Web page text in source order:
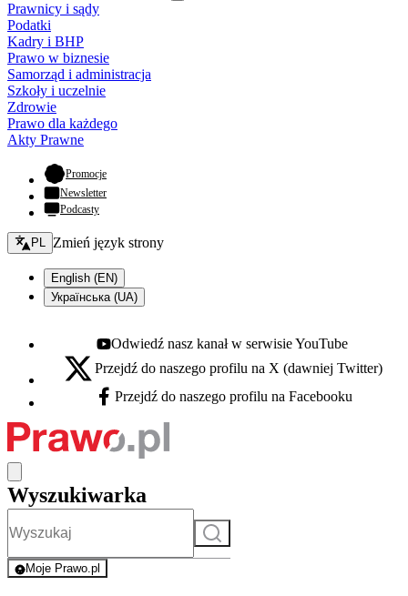
Prawnicy i sądy
Podatki
Kadry i BHP
Prawo w biznesie
Samorząd i administracja
Szkoły i uczelnie
Zdrowie
Prawo dla każdego
Akty Prawne
Promocje- otwiera się w nowej karcie
Newsletter
Podcasty
Zmień język - bieżący:
PL Zmień język strony
English (EN)
Українська (UA)
Youtube - otwiera się w nowej karcie
Odwiedź nasz kanał w serwisie YouTube
X - otwiera się w nowej karcie
Przejdź do naszego profilu na X (dawniej Twitter)
Facebook - otwiera się w nowej karcie
Przejdź do naszego profilu na Facebooku
Wyszukiwarka
Szukaj
Moje Prawo.pl
- rejestracja i logowanie do serwisu